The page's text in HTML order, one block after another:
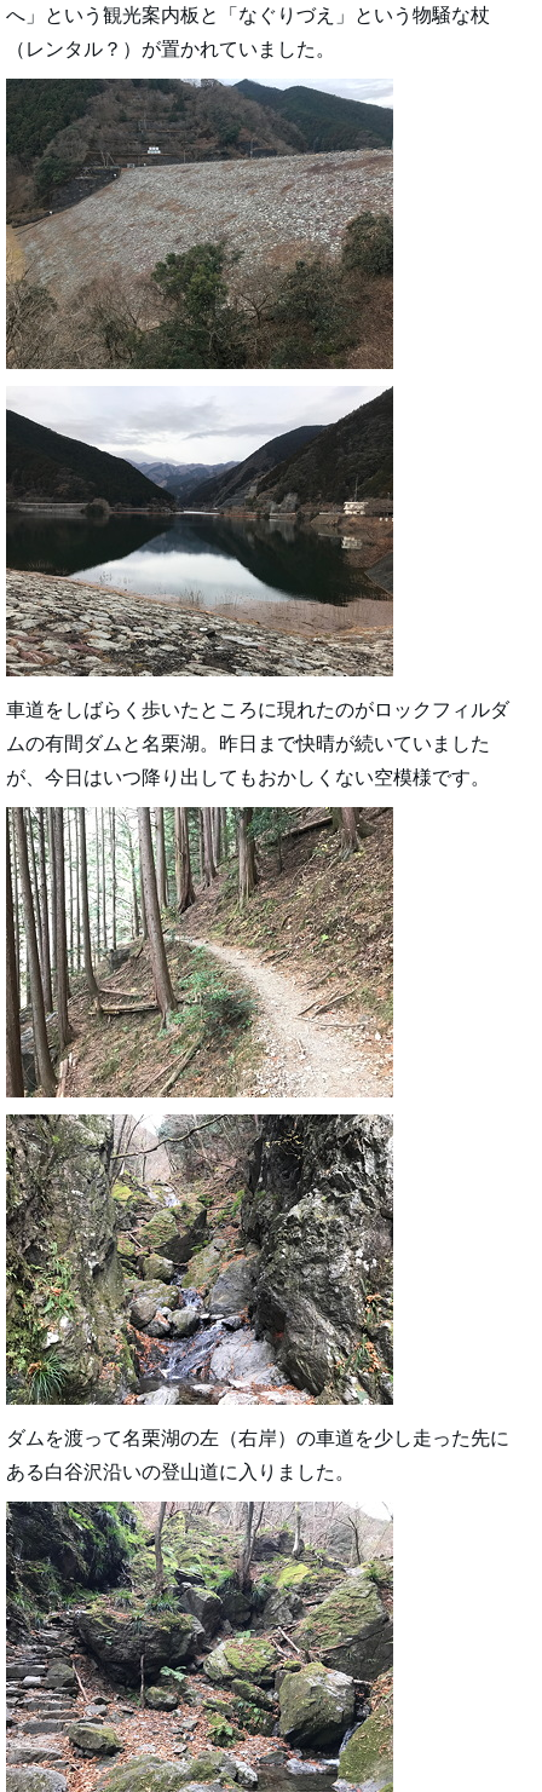
へ」という観光案内板と「なぐりづえ」という物騒な杖
（レンタル？）が置かれていました。
車道をしばらく歩いたところに現れたのがロックフィルダ
ムの有間ダムと名栗湖。昨日まで快晴が続いていました
が、今日はいつ降り出してもおかしくない空模様です。
ダムを渡って名栗湖の左（右岸）の車道を少し走った先に
ある白谷沢沿いの登山道に入りました。